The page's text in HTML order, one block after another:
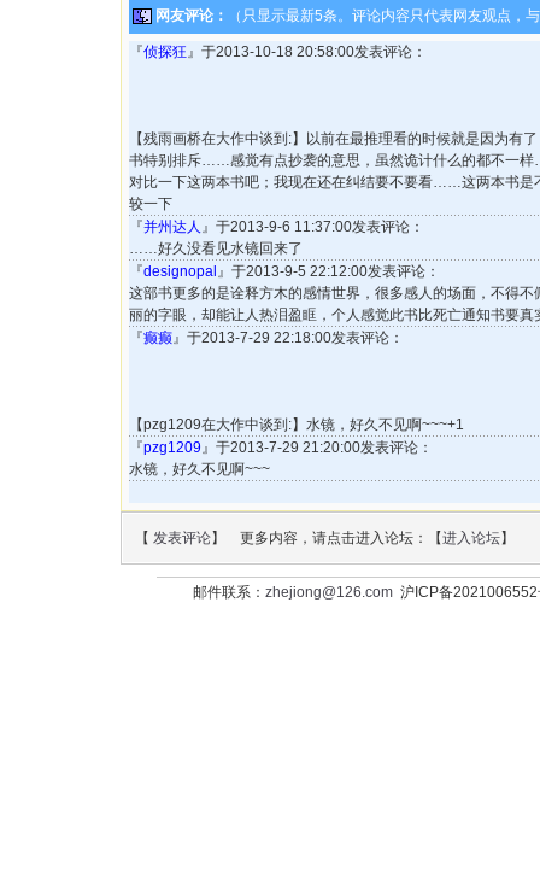
网友评论： （只显示最新5条。评论内容只代表网友观点，
『侦探狂』于2013-10-18 20:58:00发表评论：
【残雨画桥在大作中谈到:】以前在最推理看的时候就是因为有
书特别排斥……感觉有点抄袭的意思，虽然诡计什么的都不一
对比一下这两本书吧；我现在还在纠结要不要看……这两本书是
较一下
『并州达人 』于2013-9-6 11:37:00发表评论：
……好久没看见水镜回来了
『designopal 』于2013-9-5 22:12:00发表评论：
这部书更多的是诠释方木的感情世界，很多感人的场面，不得
丽的字眼，却能让人热泪盈眶，个人感觉此书比死亡通知书要真
『癫癫』于2013-7-29 22:18:00发表评论：
【pzg1209在大作中谈到:】水镜，好久不见啊~~~+1
『pzg1209』于2013-7-29 21:20:00发表评论：
水镜，好久不见啊~~~
【 发表评论】 更多内容，请点击进入论坛：【进入论坛】
邮件联系： zhejiong@126.com沪ICP备